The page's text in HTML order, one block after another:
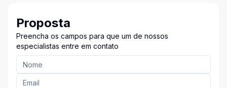
Proposta
Preencha os campos para que um de nossos
especialistas entre em contato